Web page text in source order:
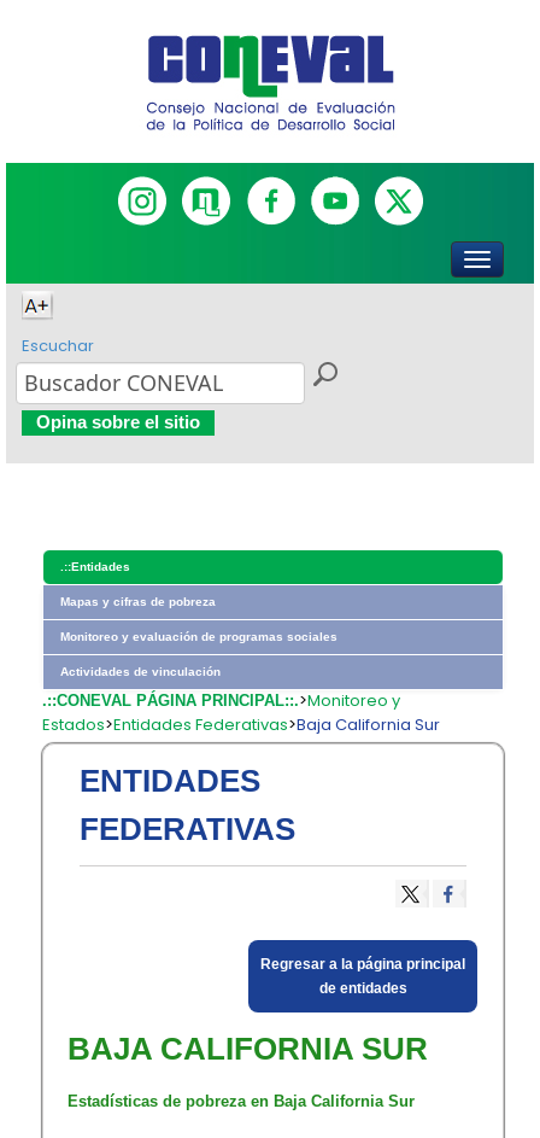
Escuchar
Opina sobre el sitio
.::Entidades
Mapas y cifras de pobreza
Monitoreo y evaluación de programas sociales
Actividades de vinculación
.::CONEVAL PÁGINA PRINCIPAL::.>Monitoreo y
Estados>Entidades Federativas>Baja California Sur
ENTIDADES
FEDERATIVAS
Regresar a la página principal​
de entidades​
BAJA CALIFORNIA SUR
Estadísticas de pobreza en Baja California Sur